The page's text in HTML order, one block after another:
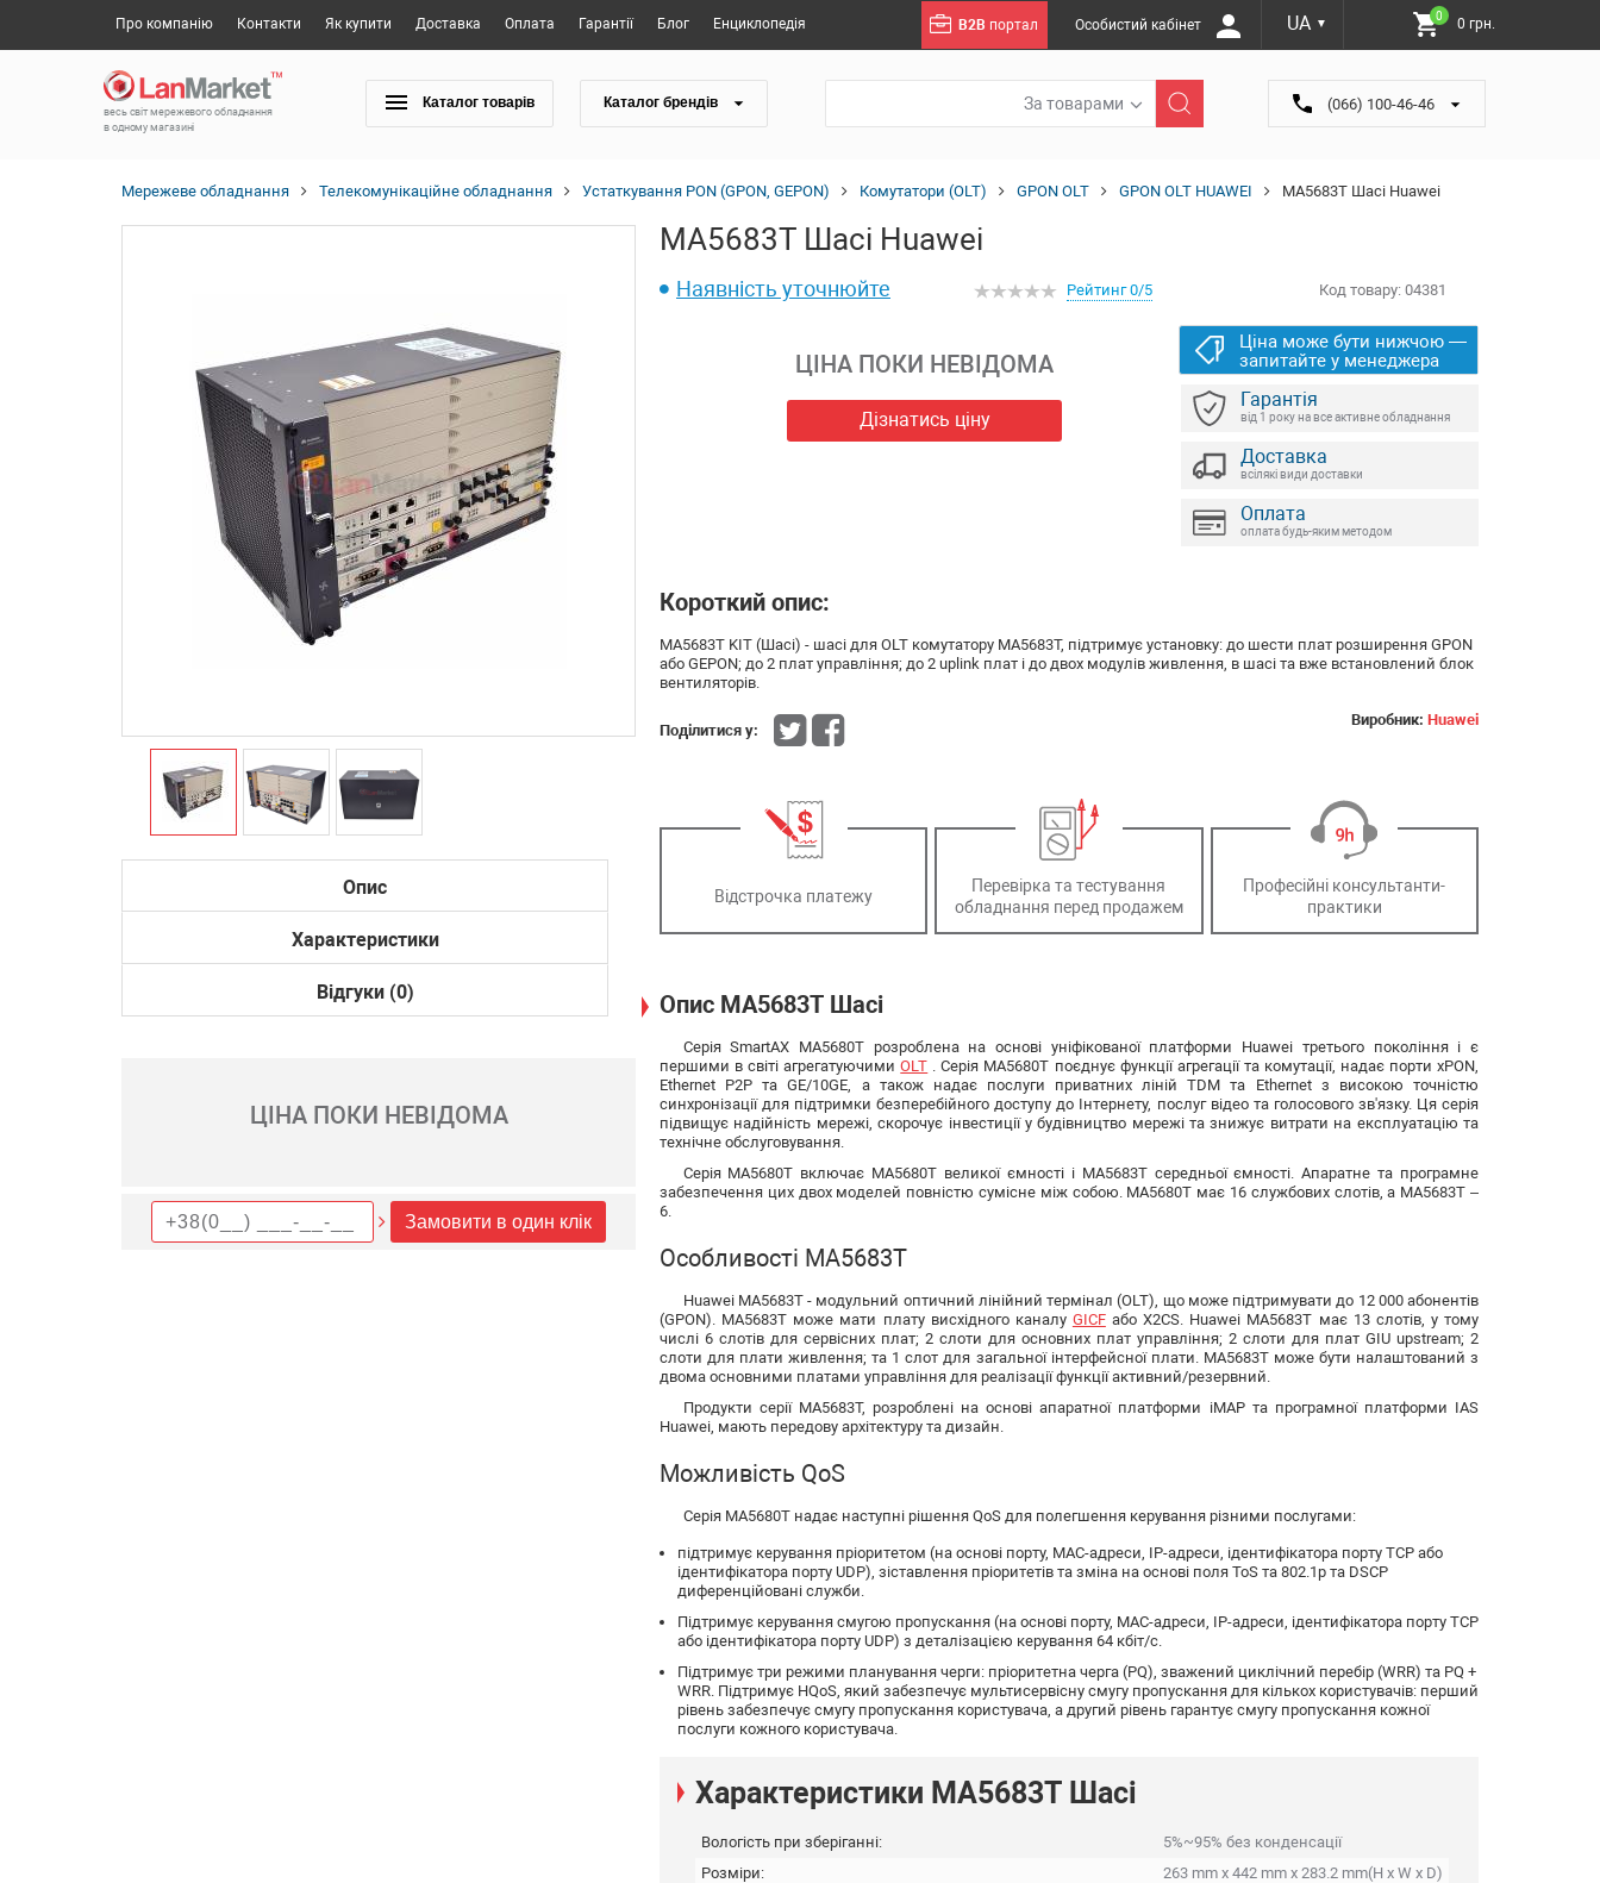
Про компанію Контакти Як купити Доставка Оплата Гарантії Блог Енциклопедія B2B портал Особистий кабінет UA ▼
0 0 грн.
весь світ мережевого обладнання
в одному магазині
Каталог товарів Каталог брендів За товарами (066) 100-46-46
Мережеве обладнання Телекомунікаційне обладнання Устаткування PON (GPON, GEPON) Комутатори (OLT) GPON OLT GPON OLT HUAWEI MA5683T Шасі Huawei
Опис
Характеристики
Відгуки (0)
ЦІНА ПОКИ НЕВІДОМА
Замовити в один клік
MA5683T Шасі Huawei
Наявність уточнюйте Код товару: 04381
Рейтинг 0/5
ЦІНА ПОКИ НЕВІДОМА
Дізнатись ціну
Ціна може бути нижчою —
запитайте у менеджера
Гарантія
від 1 року на все активне обладнання
Доставка
всілякі види доставки
Оплата
оплата будь-яким методом
Короткий опис:
MA5683T KIT (Шасі) - шасі для OLT комутатору MA5683T, підтримує установку: до шести плат розширення GPON
або GEPON; до 2 плат управління; до 2 uplink плат і до двох модулів живлення, в шасі та вже встановлений блок
вентиляторів.
Виробник: Huawei
Поділитися у:
Відстрочка платежу
Перевірка та тестування
обладнання перед продажем
Професійні консультанти-
практики
Опис MA5683T Шасі
Серія SmartAX MA5680T розроблена на основі уніфікованої платформи Huawei третього покоління і є
першими в світі агрегатуючимиOLT . Серія MA5680T поєднує функції агрегації та комутації, надає порти xPON,
Ethernet P2P та GE/10GE, а також надає послуги приватних ліній TDM та Ethernet з високою точністю
синхронізації для підтримки безперебійного доступу до Інтернету, послуг відео та голосового зв'язку. Ця серія
підвищує надійність мережі, скорочує інвестиції у будівництво мережі та знижує витрати на експлуатацію та
технічне обслуговування.
Серія MA5680T включає MA5680T великої ємності і MA5683T середньої ємності. Апаратне та програмне
забезпечення цих двох моделей повністю сумісне між собою. MA5680T має 16 службових слотів, а MA5683T –
6.
Особливості MA5683T
Huawei MA5683T - модульний оптичний лінійний термінал (OLT), що може підтримувати до 12 000 абонентів
(GPON). MA5683T може мати плату висхідного каналу GICFабо X2CS. Huawei MA5683T має 13 слотів, у тому
числі 6 слотів для сервісних плат; 2 слоти для основних плат управління; 2 слоти для плат GIU upstream; 2
слоти для плати живлення; та 1 слот для загальної інтерфейсної плати. MA5683T може бути налаштований з
двома основними платами управління для реалізації функції активний/резервний.
Продукти серії MA5683T, розроблені на основі апаратної платформи iMAP та програмної платформи IAS
Huawei, мають передову архітектуру та дизайн.
Можливість QoS
Серія MA5680T надає наступні рішення QoS для полегшення керування різними послугами:
підтримує керування пріоритетом (на основі порту, MAC-адреси, IP-адреси, ідентифікатора порту TCP або
ідентифікатора порту UDP), зіставлення пріоритетів та зміна на основі поля ToS та 802.1p та DSCP
диференційовані служби.
Підтримує керування смугою пропускання (на основі порту, MAC-адреси, IP-адреси, ідентифікатора порту TCP
або ідентифікатора порту UDP) з деталізацією керування 64 кбіт/с.
Підтримує три режими планування черги: пріоритетна черга (PQ), зважений циклічний перебір (WRR) та PQ +
WRR. Підтримує HQoS, який забезпечує мультисервісну смугу пропускання для кількох користувачів: перший
рівень забезпечує смугу пропускання користувача, а другий рівень гарантує смугу пропускання кожної
послуги кожного користувача.
Характеристики MA5683T Шасі
Вологість при зберіганні:
5%~95% без конденсації
Розміри:
263 mm x 442 mm x 283.2 mm(H x W x D)